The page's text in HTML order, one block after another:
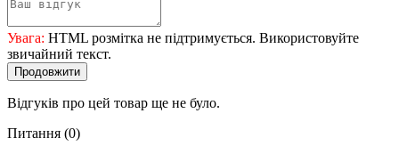
Увага: HTML розмітка не підтримується. Використовуйте
звичайний текст.
Продовжити
Відгуків про цей товар ще не було.
Питання (0)